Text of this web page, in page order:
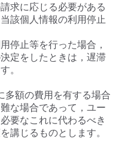
求に応じる必要がある
該個人情報の利用停止
停止等を行った場合，
定をしたときは，遅滞
。
多額の費用を有する場合
な場合であって，ユー
要なこれに代わるべき
講じるものとします。